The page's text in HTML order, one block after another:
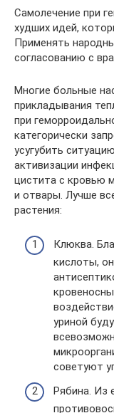
Самолечение при
худших идей,
Применять
согласованию с
Многие больные
прикладывания
при
категорически
усугубить
активизации
цистита с кровью
и отвары. Лучше
растения:
Клюква.
кислоты,
уриной
советуют
Рябина. Из